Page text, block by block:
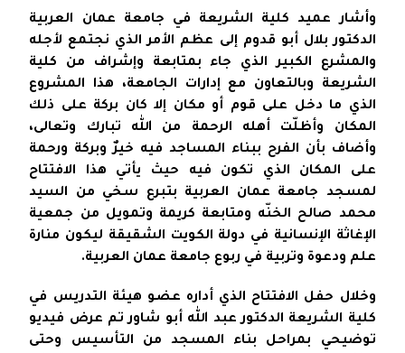
وأشار عميد كلية الشريعة في جامعة عمان العربية
الدكتور بلال أبو قدوم إلى عظم الأمر الذي نجتمع لأجله
والمشرع الكبير الذي جاء بمتابعة وإشراف من كلية
الشريعة وبالتعاون مع إدارات الجامعة، هذا المشروع
الذي ما دخل على قوم أو مكان إلا كان بركة على ذلك
المكان وأظلّت أهله الرحمة من الله تبارك وتعالى،
وأضاف بأن الفرح ببناء المساجد فيه خيرٌ وبركة ورحمة
على المكان الذي تكون فيه حيث يأتي هذا الافتتاح
لمسجد جامعة عمان العربية بتبرع سخي من السيد
محمد صالح الخنّه ومتابعة كريمة وتمويل من جمعية
الإغاثة الإنسانية في دولة الكويت الشقيقة ليكون منارة
علم ودعوة وتربية في ربوع جامعة عمان العربية.
وخلال حفل الافتتاح الذي أداره عضو هيئة التدريس في
كلية الشريعة الدكتور عبد الله أبو شاور تم عرض فيديو
توضيحي بمراحل بناء المسجد من التأسيس وحتى